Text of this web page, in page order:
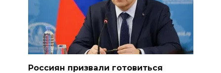
Россиян призвали готовиться